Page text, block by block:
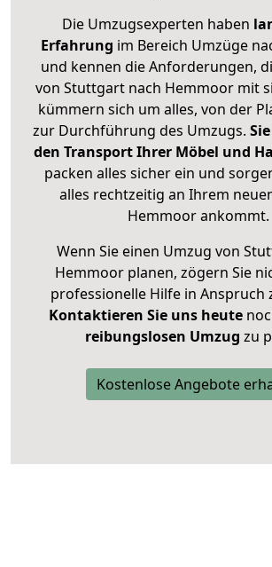
Die Umzugsexperten haben
Erfahrung im Bereich Umzüge
und kennen die Anforderungen,
von Stuttgart nach Hemmoor mit
kümmern sich um alles, von der
zur Durchführung des Umzugs.
den Transport Ihrer Möbel und
packen alles sicher ein und
alles rechtzeitig an Ihrem
Hemmoor ankommt.
Wenn Sie einen Umzug von
Hemmoor planen, zögern Sie
professionelle Hilfe in Anspruch
Kontaktieren Sie uns heute
reibungslosen Umzug zu
Kostenlose Angebote